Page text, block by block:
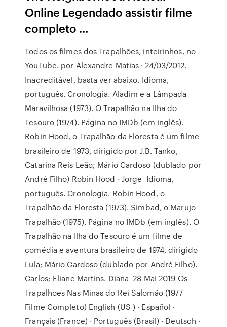
Online Legendado assistir filme
completo …
Todos os filmes dos Trapalhões, inteirinhos, no
YouTube. por Alexandre Matias · 24/03/2012.
Inacreditável, basta ver abaixo. Idioma,
português. Cronologia. Aladim e a Lâmpada
Maravilhosa (1973). O Trapalhão na Ilha do
Tesouro (1974). Página no IMDb (em inglês).
Robin Hood, o Trapalhão da Floresta é um filme
brasileiro de 1973, dirigido por J.B. Tanko,
Catarina Reis Leão; Mário Cardoso (dublado por
André Filho) Robin Hood · Jorge Idioma,
português. Cronologia. Robin Hood, o
Trapalhão da Floresta (1973). Simbad, o Marujo
Trapalhão (1975). Página no IMDb (em inglês). O
Trapalhão na Ilha do Tesouro é um filme de
comédia e aventura brasileiro de 1974, dirigido
Lula; Mário Cardoso (dublado por André Filho).
Carlos; Eliane Martins. Diana 28 Mai 2019 Os
Trapalhoes Nas Minas do Rei Salomão (1977
Filme Completo) English (US ) · Español ·
Français (France) · Português (Brasil) · Deutsch ·